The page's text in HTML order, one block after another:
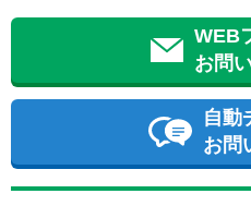
WEB
お問
自動
お問